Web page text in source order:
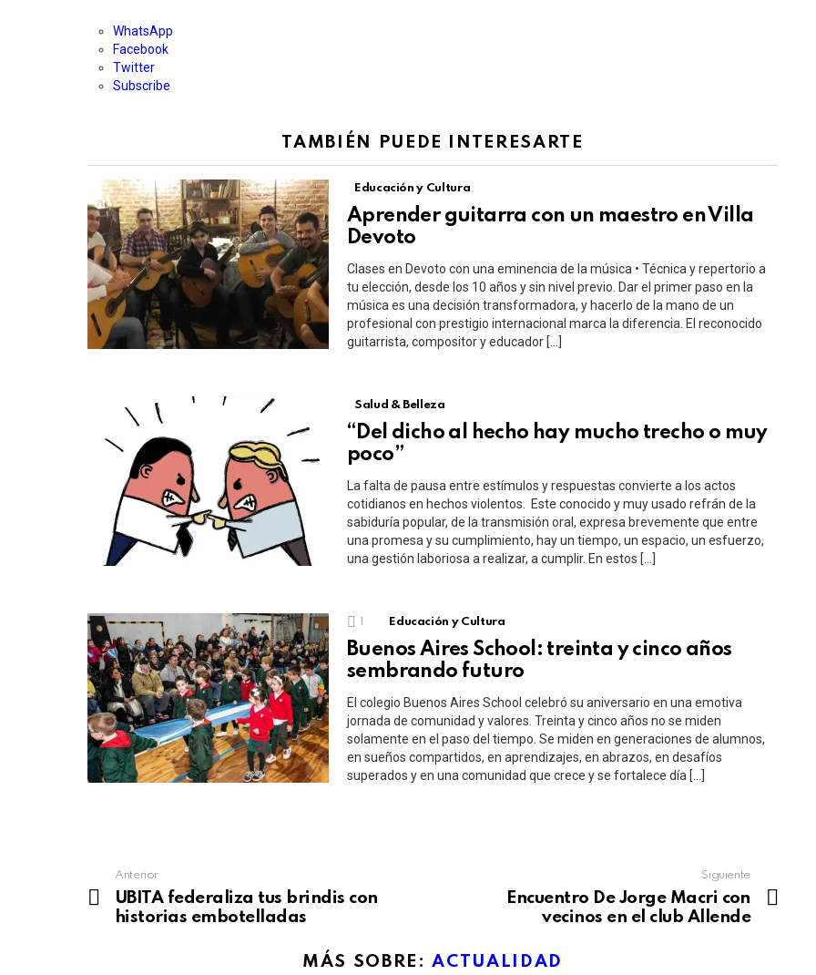
WhatsApp
Facebook
Twitter
Subscribe
TAMBIÉN PUEDE INTERESARTE
Educación y Cultura
Aprender guitarra con un maestro en Villa
Devoto
Clases en Devoto con una eminencia de la música • Técnica y repertorio a
tu elección, desde los 10 años y sin nivel previo. Dar el primer paso en la
música es una decisión transformadora, y hacerlo de la mano de un
profesional con prestigio internacional marca la diferencia. El reconocido
guitarrista, compositor y educador […]
Salud & Belleza
“Del dicho al hecho hay mucho trecho o muy
poco”
La falta de pausa entre estímulos y respuestas convierte a los actos
cotidianos en hechos violentos. Este conocido y muy usado refrán de la
sabiduría popular, de la transmisión oral, expresa brevemente que entre
una promesa y su cumplimiento, hay un tiempo, un espacio, un esfuerzo,
una gestión laboriosa a realizar, a cumplir. En estos […]
1 Educación y Cultura
Buenos Aires School: treinta y cinco años
sembrando futuro
El colegio Buenos Aires School celebró su aniversario en una emotiva
jornada de comunidad y valores. Treinta y cinco años no se miden
solamente en el paso del tiempo. Se miden en generaciones de alumnos,
en sueños compartidos, en aprendizajes, en abrazos, en desafíos
superados y en una comunidad que crece y se fortalece día […]
more
Anterior
UBITA federaliza tus brindis con
historias embotelladas
Siguiente
Encuentro De Jorge Macri con
vecinos en el club Allende
MÁS SOBRE:ACTUALIDAD